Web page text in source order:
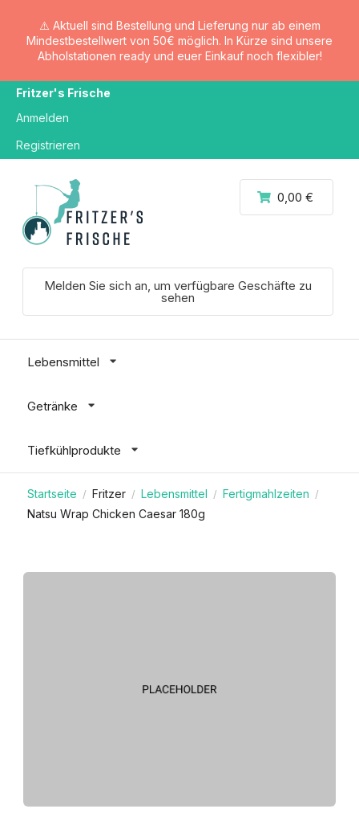
⚠️ Aktuell sind Bestellung und Lieferung nur ab einem
Mindestbestellwert von 50€ möglich. In Kürze sind unsere
Abholstationen ready und euer Einkauf noch flexibler!
Fritzer's Frische
Anmelden
Registrieren
0,00 €
Melden Sie sich an, um verfügbare Geschäfte zu
sehen
Lebensmittel
Getränke
Tiefkühlprodukte
Startseite / Fritzer / Lebensmittel / Fertigmahlzeiten /
Natsu Wrap Chicken Caesar 180g